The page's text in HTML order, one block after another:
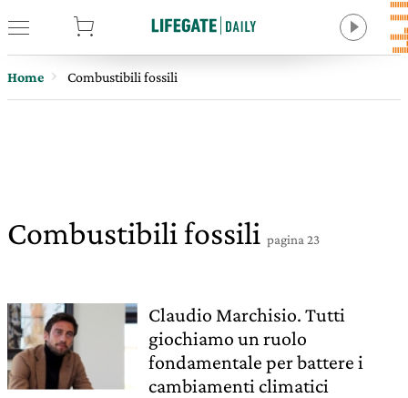
Home Combustibili fossili
Combustibili fossili pagina 23
Claudio Marchisio. Tutti
giochiamo un ruolo
fondamentale per battere i
cambiamenti climatici